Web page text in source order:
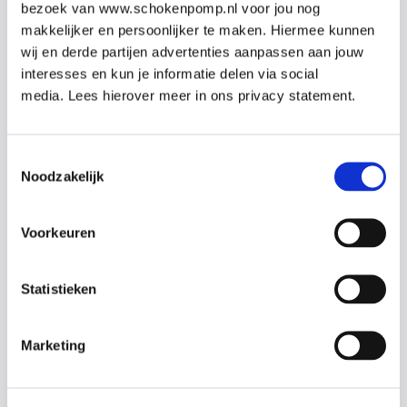
bezoek van www.schokenpomp.nl voor jou nog
makkelijker en persoonlijker te maken. Hiermee kunnen
wij en derde partijen advertenties aanpassen aan jouw
interesses en kun je informatie delen via social
media. Lees hierover meer in ons privacy statement.
Noodzakelijk
Voorkeuren
Statistieken
Marketing
kunnen zij iedere vraag uit de praktijk beantwoorden.
Onderwerpen
Epilepsie
Bewusteloosheid met dreigende verstikking
Ernstige bloeding